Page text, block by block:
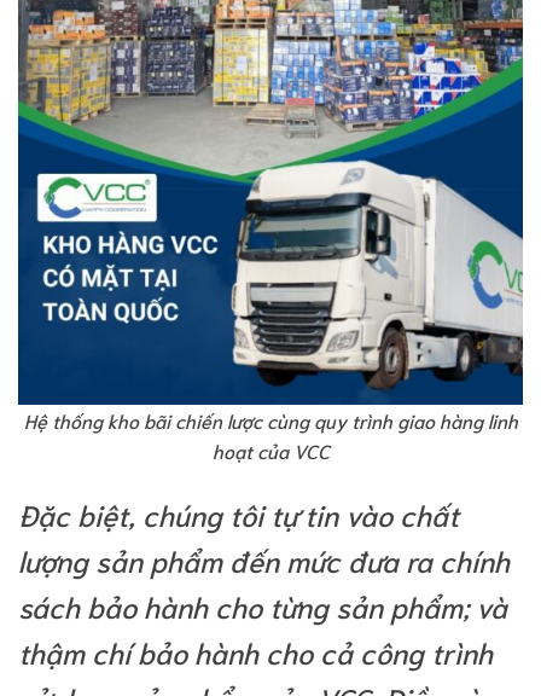
Hệ thống kho bãi chiến lược cùng quy trình giao hàng linh
hoạt của VCC
Đặc biệt, chúng tôi tự tin vào chất
lượng sản phẩm đến mức đưa ra chính
sách bảo hành cho từng sản phẩm; và
thậm chí bảo hành cho cả công trình